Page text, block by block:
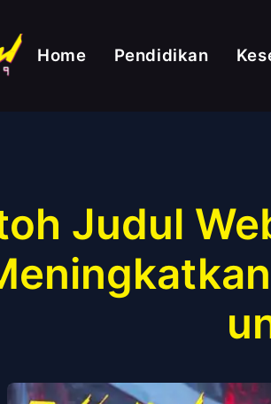
Home Pendidikan
Judul